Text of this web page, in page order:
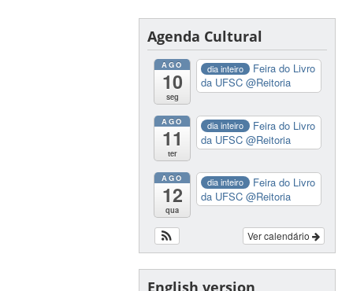
Agenda Cultural
AGO
10
seg
dia inteiro
Feira do Livro
da UFSC@Reitoria
AGO
11
ter
dia inteiro
Feira do Livro
da UFSC@Reitoria
AGO
12
qua
dia inteiro
Feira do Livro
da UFSC@Reitoria
Ver calendário
English version